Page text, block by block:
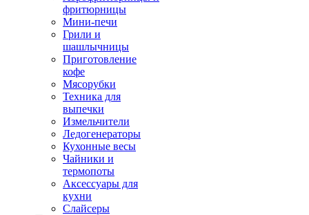
фритюрницы
Мини-печи
Грили и
шашлычницы
Приготовление
кофе
Мясорубки
Техника для
выпечки
Измельчители
Ледогенераторы
Кухонные весы
Чайники и
термопоты
Аксессуары для
кухни
Слайсеры